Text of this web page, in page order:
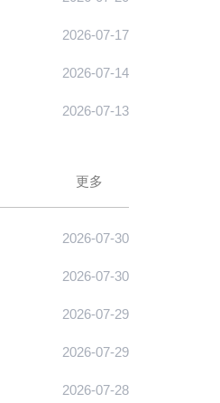
2026-07-17
2026-07-14
2026-07-13
更多
2026-07-30
2026-07-30
2026-07-29
2026-07-29
2026-07-28